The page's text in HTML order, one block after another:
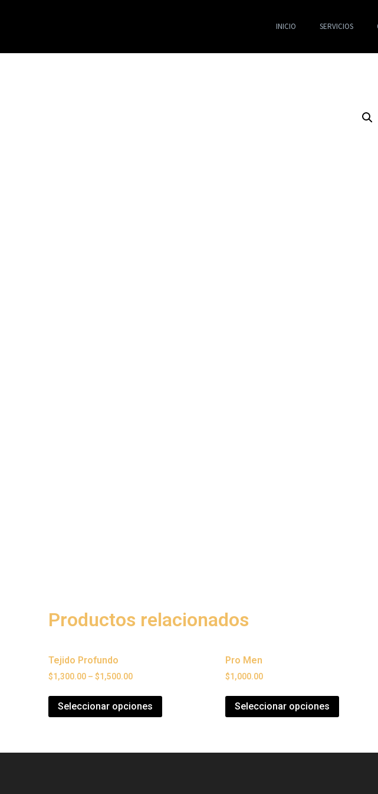
INICIO SERVICIOS
Productos relacionados
Tejido Profundo
$1,300.00 – $1,500.00
Seleccionar opciones
Pro Men
$1,000.00
Seleccionar opciones